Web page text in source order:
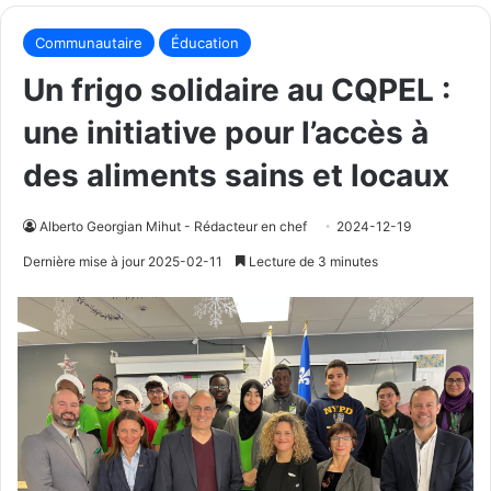
Communautaire Éducation
Un frigo solidaire au CQPEL :
une initiative pour l’accès à
des aliments sains et locaux
Alberto Georgian Mihut - Rédacteur en chef 2024-12-19
Dernière mise à jour 2025-02-11 Lecture de 3 minutes